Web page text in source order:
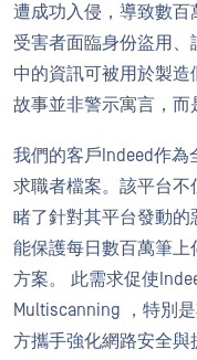
遭成功入侵，導致數
受害者面臨身份盜用
中的資訊可被用於製
故事並非警示寓言，而
我們的客戶Indeed作為
求職者檔案。該平台不
睹了針對其平台發動的
能保護每日數百萬筆
方案。 此需求促使
Multiscanning ，特別
方攜手強化網路安全